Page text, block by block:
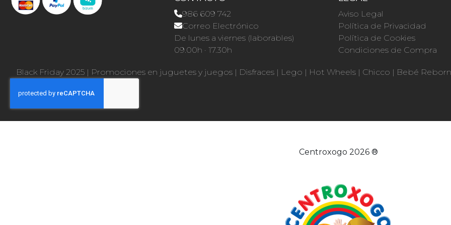
986 609 742
Correo Electrónico
De lunes a viernes (laborables)
09.00h · 17.30h
Aviso Legal
Política de Privacidad
Política de Cookies
Condiciones de Compra
Black Friday 2025 | Promociones en juguetes y juegos | Disfraces | Lego | Hot Wheels | Chicco | Bebé Reborn
Centroxogo 2026 ®